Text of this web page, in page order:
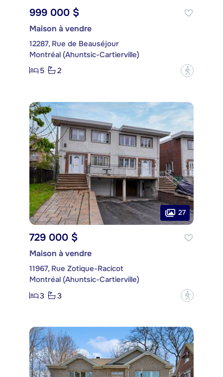
999 000 $
Maison à vendre
12287, Rue de Beauséjour
Montréal (Ahuntsic-Cartierville)
5
2 ?
27
729 000 $
Maison à vendre
11967, Rue Zotique-Racicot
Montréal (Ahuntsic-Cartierville)
3
3 ?